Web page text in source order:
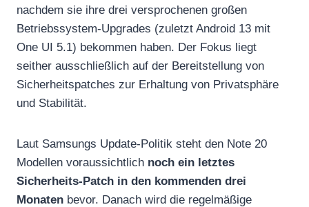
nachdem sie ihre drei versprochenen großen
Betriebssystem-Upgrades (zuletzt Android 13 mit
One UI 5.1) bekommen haben. Der Fokus liegt
seither ausschließlich auf der Bereitstellung von
Sicherheitspatches zur Erhaltung von Privatsphäre
und Stabilität.
Laut Samsungs Update-Politik steht den Note 20
Modellen voraussichtlich noch ein letztes
Sicherheits-Patch in den kommenden drei
Monaten bevor. Danach wird die regelmäßige